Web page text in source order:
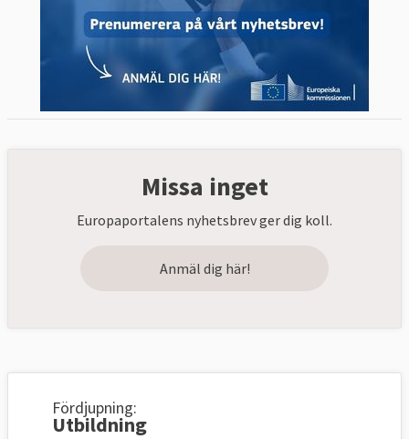
Missa inget
Europaportalens nyhetsbrev ger dig koll.
Anmäl dig här!
Fördjupning:
Utbildning